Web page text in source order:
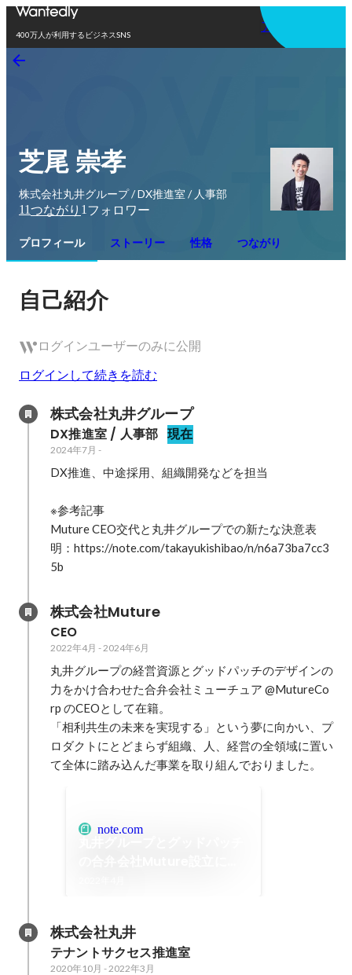
400万人が利用するビジネスSNS
アプリを使う
芝尾 崇孝
株式会社丸井グループ / DX推進室 / 人事部
11つながり 1 フォロワー
プロフィール ストーリー 性格 つながり
自己紹介
ログインユーザーのみに公開
ログインして続きを読む
株式会社丸井グループ
DX推進室 / 人事部 現在
2024年7月 -
DX推進、中途採用、組織開発などを担当
※参考記事
Muture CEO交代と丸井グループでの新たな決意表
明：https://note.com/takayukishibao/n/n6a73ba7cc3
5b
株式会社Muture
CEO
2022年4月 -2024年6月
丸井グループの経営資源とグッドパッチのデザインの
力をかけ合わせた合弁会社ミューチュア @MutureCo
rp のCEOとして在籍。
「相利共生の未来を実現する」という夢に向かい、プ
ロダクトにとどまらず組織、人、経営の全領域に置い
て全体に踏み込んだ事業を取り組んでおりました。
note.com
株式会社丸井
テナントサクセス推進室
2020年10月 -2022年3月